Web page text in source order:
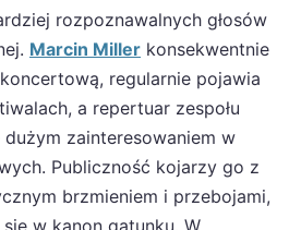
rozpoznawalnych głosów
Marcin Miller konsekwentnie
regularnie pojawia
a repertuar zespołu
zainteresowaniem w
Publiczność kojarzy go z
brzmieniem i przebojami,